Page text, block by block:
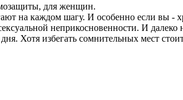
для женщин.
на каждом шагу. И особенно если вы -
неприкосновенности. И
Хотя избегать сомнительных мест